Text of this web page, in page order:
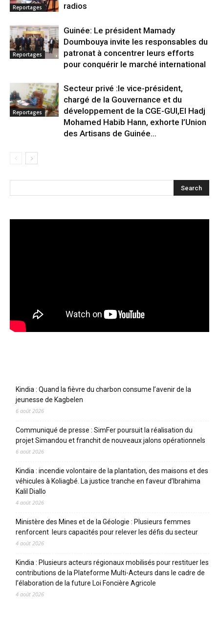
Reportages
radios
Reportages
Guinée: Le président Mamady
Doumbouya invite les responsables du
patronat à concentrer leurs efforts
pour conquérir le marché international
Reportages
Secteur privé :le vice-président,
chargé de la Gouvernance et du
développement de la CGE-GUI,El Hadj
Mohamed Habib Hann, exhorte l’Union
des Artisans de Guinée...
Kindia : Quand la fièvre du charbon consume l’avenir de la
jeunesse de Kagbelen
6 août 2026
Communiqué de presse : SimFer poursuit la réalisation du
projet Simandou et franchit de nouveaux jalons opérationnels
6 août 2026
Kindia : incendie volontaire de la plantation, des maisons et des
véhicules à Koliagbé. La justice tranche en faveur d’Ibrahima
Kalil Diallo
4 août 2026
Ministère des Mines et de la Géologie : Plusieurs femmes
renforcent leurs capacités pour relever les défis du secteur
4 août 2026
Kindia : Plusieurs acteurs régionaux mobilisés pour restituer les
contributions de la Plateforme Multi-Acteurs dans le cadre de
l’élaboration de la future Loi Foncière Agricole
4 août 2026